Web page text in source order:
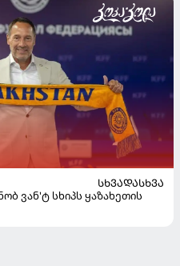
ᲡᲮᲕᲐᲓᲐᲡᲮᲕᲐ
ვან'ტ სხიპს ყაზახეთის